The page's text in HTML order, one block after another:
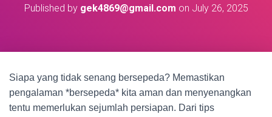
Published by gek4869@gmail.com on July 26, 2025
Siapa yang tidak senang bersepeda? Memastikan
pengalaman *bersepeda* kita aman dan menyenangkan
tentu memerlukan sejumlah persiapan. Dari tips